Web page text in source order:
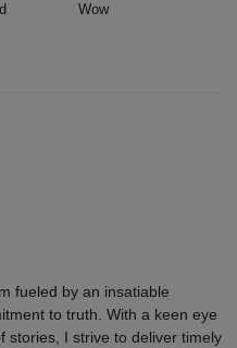
Wow
fueled by an insatiable
to truth. With a keen eye
stories, I strive to deliver timely